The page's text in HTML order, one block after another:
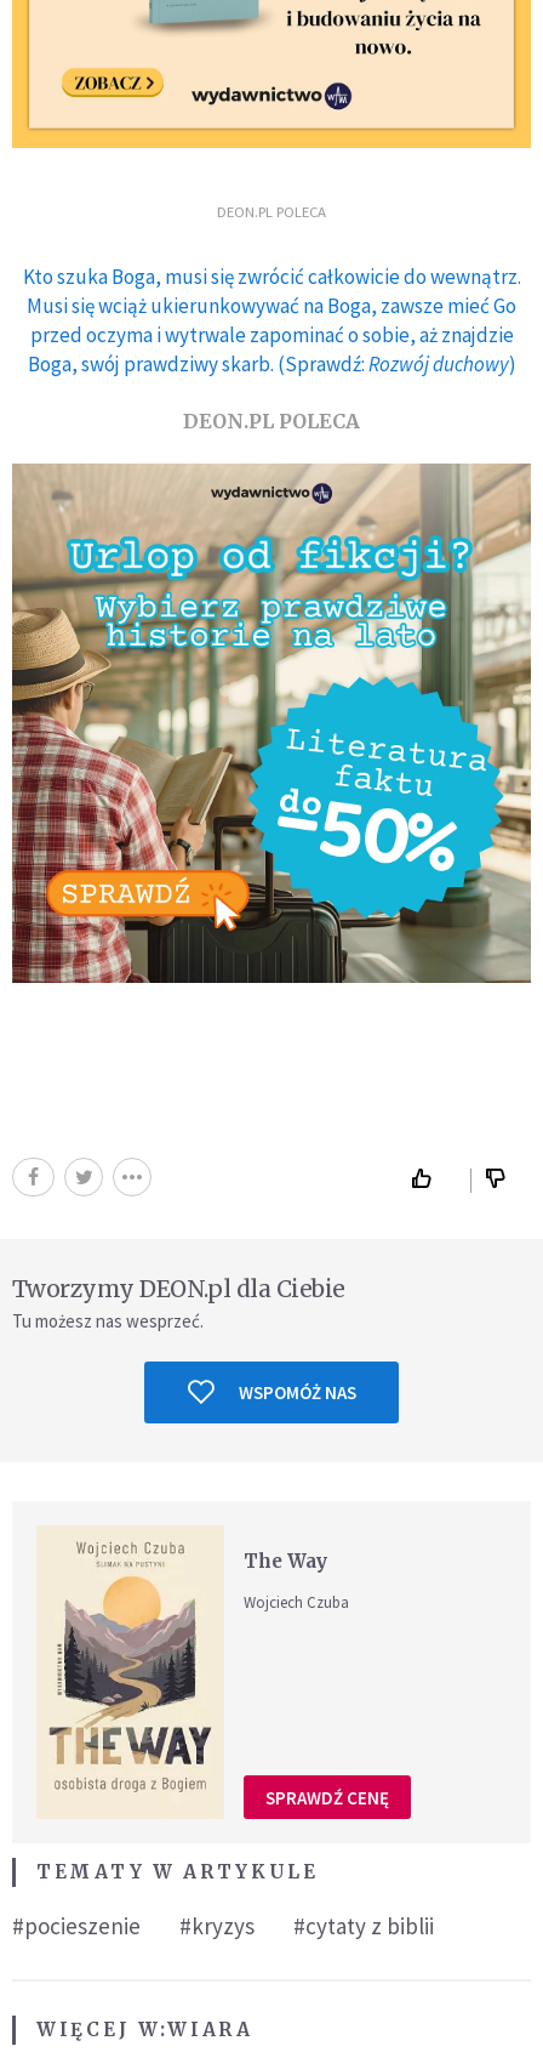
DEON.PL POLECA
Kto szuka Boga, musi się zwrócić całkowicie do wewnątrz.
Musi się wciąż ukierunkowywać na Boga, zawsze mieć Go
przed oczyma i wytrwale zapominać o sobie, aż znajdzie
Boga, swój prawdziwy skarb. (Sprawdź:Rozwój duchowy)
DEON.PL POLECA
Tworzymy DEON.pl dla Ciebie
Tu możesz nas wesprzeć.
WSPOMÓŻ NAS
The Way
Wojciech Czuba
SPRAWDŹ CENĘ
TEMATY W ARTYKULE
#pocieszenie #kryzys #cytaty z biblii
WIĘCEJ W:WIARA